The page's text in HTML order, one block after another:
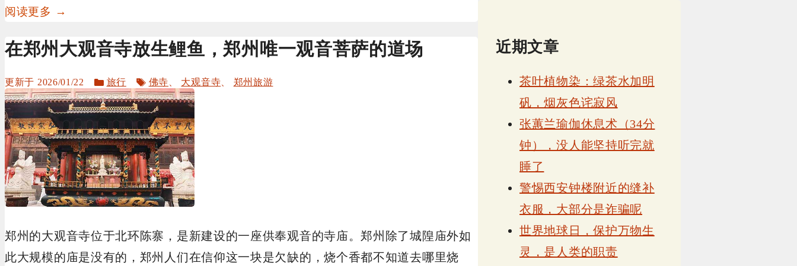
阅读更多 →
在郑州大观音寺放生鲤鱼，郑州唯一观音菩萨的道场
2026/01/22
分
类
旅行
标
签
佛寺 大观音寺 郑州旅游
郑州的大观音寺位于北环陈寨，是新建设的一座供奉观音的寺庙。郑州除了城隍庙外如
此大规模的庙是没有的，郑州人们在信仰这一块是欠缺的，烧个香都不知道去哪里烧
近期文章
茶叶植物染：绿茶水加明
矾，烟灰色诧寂风
张蕙兰瑜伽休息术（34分
钟），没人能坚持听完就
睡了
警惕西安钟楼附近的缝补
衣服，大部分是诈骗呢
世界地球日，保护万物生
灵，是人类的职责